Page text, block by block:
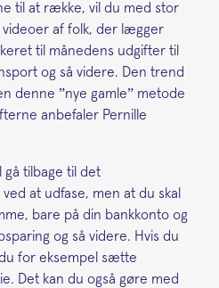
til at række, vil du med stor
videoer af folk, der lægger
til månedens udgifter til
og så videre. Den trend
denne ”nye gamle” metode
anbefaler Pernille
gå tilbage til det
at udfase, men at du skal
bare på din bankkonto og
og så videre. Hvis du
for eksempel sætte
Det kan du også gøre med